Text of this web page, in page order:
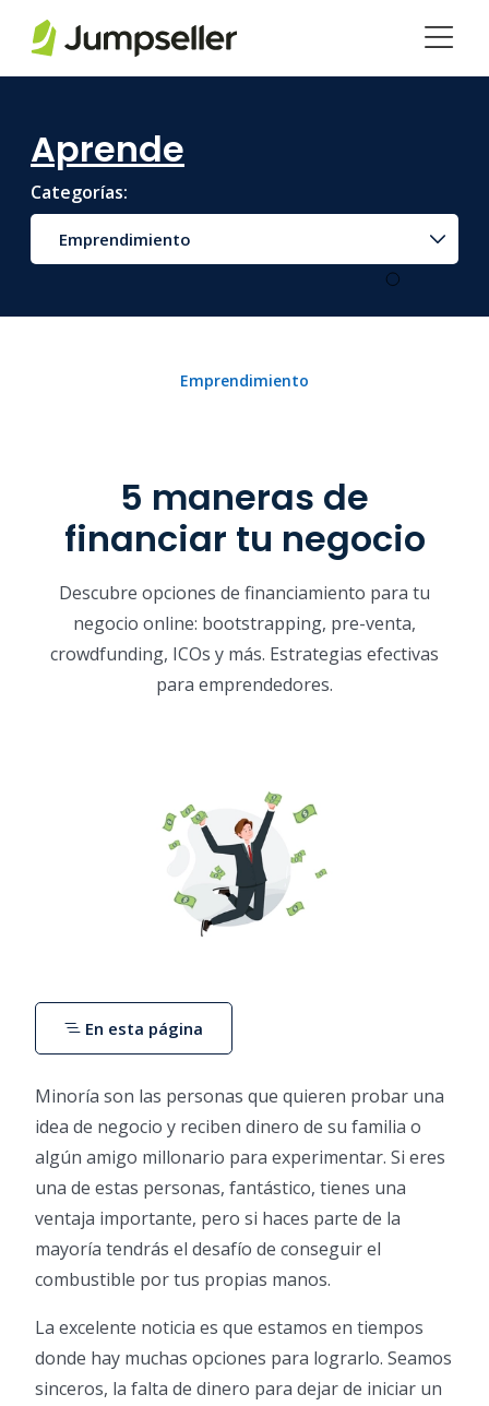
Aprende
Categorías:
Emprendimiento
Emprendimiento
5 maneras de
financiar tu negocio
Descubre opciones de financiamiento para tu
negocio online: bootstrapping, pre-venta,
crowdfunding, ICOs y más. Estrategias efectivas
para emprendedores.
Minoría son las personas que quieren probar una
idea de negocio y reciben dinero de su familia o
algún amigo millonario para experimentar. Si eres
una de estas personas, fantástico, tienes una
ventaja importante, pero si haces parte de la
mayoría tendrás el desafío de conseguir el
combustible por tus propias manos.
La excelente noticia es que estamos en tiempos
donde hay muchas opciones para lograrlo. Seamos
sinceros, la falta de dinero para dejar de iniciar un
En esta página